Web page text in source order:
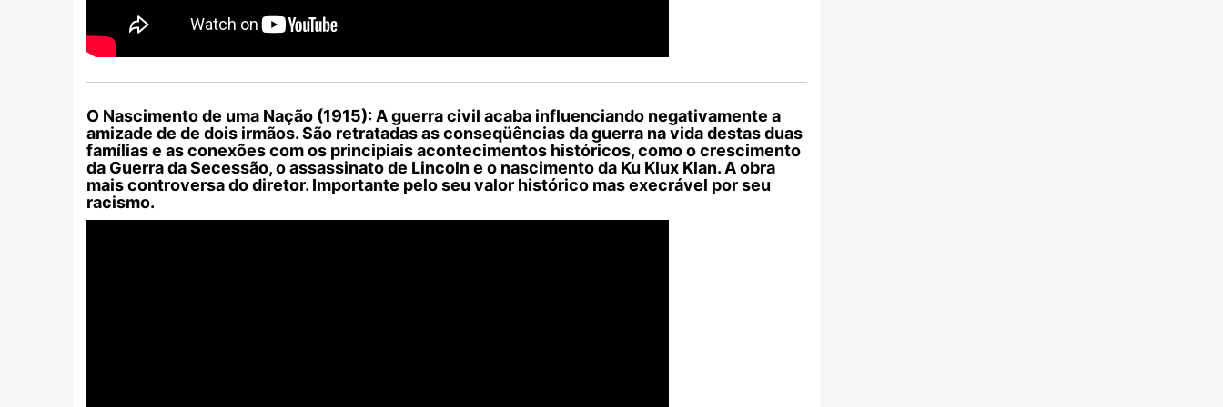
O Nascimento de uma Nação (1915):A guerra civil acaba influenciando negativamente a
amizade de de dois irmãos. São retratadas as conseqüências da guerra na vida destas duas
famílias e as conexões com os principiais acontecimentos históricos, como o crescimento
da Guerra da Secessão, o assassinato de Lincoln e o nascimento da Ku Klux Klan. A obra
mais controversa do diretor. Importante pelo seu valor histórico mas execrável por seu
racismo.